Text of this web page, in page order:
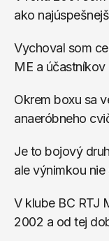
ako
Vychoval som
ME a účastníkov
Okrem boxu sa
anaeróbneho
Je to bojový
ale výnimkou nie
V klube BC RTJ
2002 a od tej